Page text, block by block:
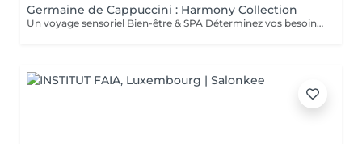
Germaine de Cappuccini : Harmony Collection
Un voyage sensoriel Bien-être & SPA Déterminez vos besoins à l'aide des 4 huiles essentielles ACTIMOOD.Pure sensation- Balance sensation- Zen sensation- Power sensation Exfoliation du corps -massage du corps- massage du cuir chevelu si souhaité- Laissez-vous emporter dans un voyage sensoriel grâce à un soin corporel adapté à vos besoins.